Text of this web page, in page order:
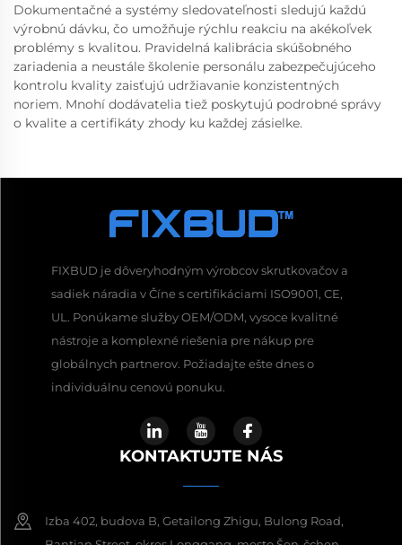
Dokumentačné a systémy sledovateľnosti sledujú každú
výrobnú dávku, čo umožňuje rýchlu reakciu na akékoľvek
problémy s kvalitou. Pravidelná kalibrácia skúšobného
zariadenia a neustále školenie personálu zabezpečujúceho
kontrolu kvality zaisťujú udržiavanie konzistentných
noriem. Mnohí dodávatelia tiež poskytujú podrobné správy
o kvalite a certifikáty zhody ku každej zásielke.
FIXBUD je dôveryhodným výrobcov skrutkovačov a
sadiek náradia v Číne s certifikáciami ISO9001, CE,
UL. Ponúkame služby OEM/ODM, vysoce kvalitné
nástroje a komplexné riešenia pre nákup pre
globálnych partnerov. Požiadajte ešte dnes o
individuálnu cenovú ponuku.
KONTAKTUJTE NÁS
Izba 402, budova B, Getailong Zhigu, Bulong Road,